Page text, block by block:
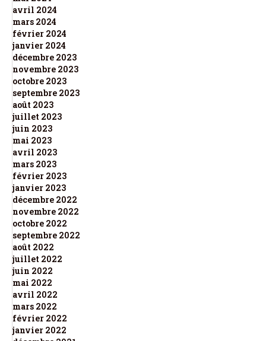
avril 2024
mars 2024
février 2024
janvier 2024
décembre 2023
novembre 2023
octobre 2023
septembre 2023
août 2023
juillet 2023
juin 2023
mai 2023
avril 2023
mars 2023
février 2023
janvier 2023
décembre 2022
novembre 2022
octobre 2022
septembre 2022
août 2022
juillet 2022
juin 2022
mai 2022
avril 2022
mars 2022
février 2022
janvier 2022